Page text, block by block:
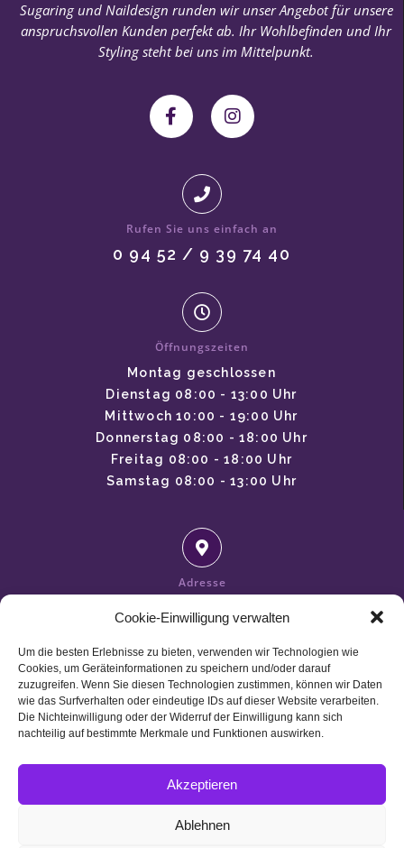
Cookie-Einwilligung verwalten
Um die besten Erlebnisse zu bieten, verwenden wir Technologien wie
Cookies, um Geräteinformationen zu speichern und/oder darauf
zuzugreifen. Wenn Sie diesen Technologien zustimmen, können wir Daten
wie das Surfverhalten oder eindeutige IDs auf dieser Website verarbeiten.
Die Nichteinwilligung oder der Widerruf der Einwilligung kann sich
nachteilig auf bestimmte Merkmale und Funktionen auswirken.
Akzeptieren
Ablehnen
Sugaring und Naildesign runden wir unser Angebot für unsere
anspruchsvollen Kunden perfekt ab. Ihr Wohlbefinden und Ihr
Styling steht bei uns im Mittelpunkt.
Rufen Sie uns einfach an
0 94 52 / 9 39 74 40
Öffnungszeiten
Montag geschlossen
Dienstag 08:00 - 13:00 Uhr
Mittwoch 10:00 - 19:00 Uhr
Donnerstag 08:00 - 18:00 Uhr
Freitag 08:00 - 18:00 Uhr
Samstag 08:00 - 13:00 Uhr
Adresse
Leierndorferstr. 6a
84085 Langquaid
E-Mail
haarzauber06@t-online.de
IMPRESSUM